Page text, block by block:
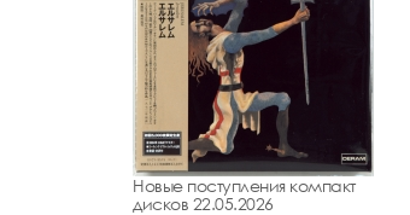
Новые поступления компакт
дисков 22.05.2026